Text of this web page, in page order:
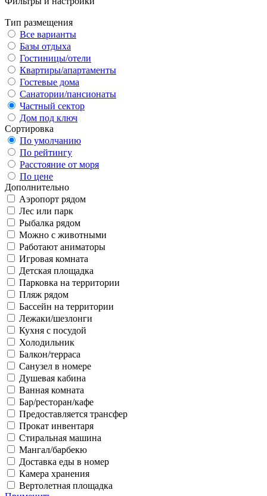
Тип размещения
Все варианты
Базы отдыха
Гостиницы/отели
Квартиры/апартаменты
Гостевые дома
Санатории/пансионаты
Частный сектор
Дом под ключ
Сортировка
По умолчанию
По рейтингу
Расстояние от моря
По цене
Дополнительно
Аэропорт рядом
Лес или парк
Рыбалка рядом
Можно с животными
Работают аниматоры
Игровая комната
Детская площадка
Парковка на территории
Пляж рядом
Бассейн на территории
Лежаки/шезлонги
Кухня с посудой
Холодильник
Балкон/терраса
Санузел в номере
Душевая кабина
Ванная комната
Бар/ресторан/кафе
Предоставляется трансфер
Прокат инвентаря
Стиральная машина
Мангал/барбекю
Доставка еды в номер
Камера хранения
Вертолетная площадка